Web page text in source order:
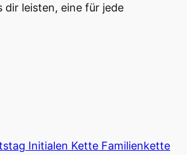
dir leisten, eine für jede
Initialen Kette Familienkette